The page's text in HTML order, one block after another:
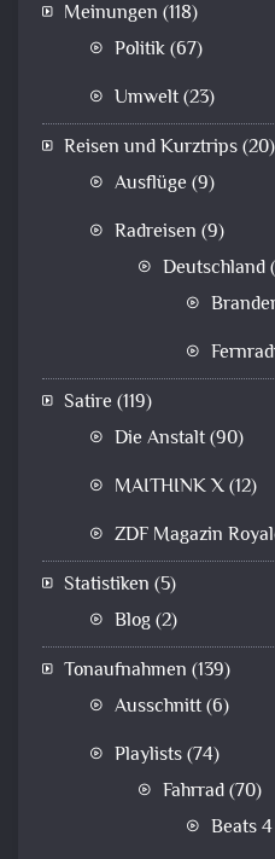
Meinungen (118)
Politik(67)
Umwelt(23)
Reisen und Kurztrips(20)
Ausflüge (9)
Radreisen (9)
Deutschland
Satire (119)
Die Anstalt(90)
MAITHINK X(12)
ZDF Magazin
Statistiken (5)
Blog(2)
Tonaufnahmen (139)
Ausschnitt(6)
Playlists(74)
Fahrrad(70)
Beats